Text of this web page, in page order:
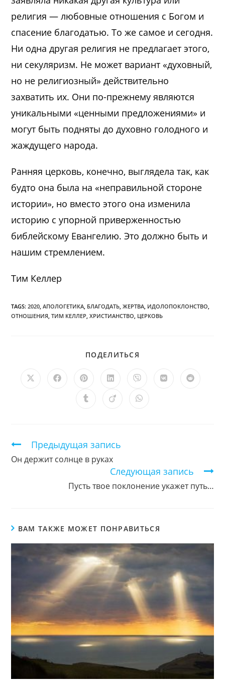
религия — любовные отношения с Богом и
спасение благодатью. То же самое и сегодня.
Ни одна другая религия не предлагает этого,
ни секуляризм. Не может вариант «духовный,
но не религиозный» действительно
захватить их. Они по-прежнему являются
уникальными «ценными предложениями» и
могут быть подняты до духовно голодного и
жаждущего народа.
Ранняя церковь, конечно, выглядела так, как
будто она была на «неправильной стороне
истории», но вместо этого она изменила
историю с упорной приверженностью
библейскому Евангелию. Это должно быть и
нашим стремлением.
Тим Келлер
TAGS:2020, АПОЛОГЕТИКА, БЛАГОДАТЬ, ЖЕРТВА, ИДОЛОПОКЛОНСТВО,
ОТНОШЕНИЯ, ТИМ КЕЛЛЕР, ХРИСТИАНСТВО, ЦЕРКОВЬ
ПОДЕЛИТЬСЯ
Открывается
Открывается
новом
Открывается
в
новом
Открывается
в
новом
Открывается
в
новом
Открывается
Открывается
ОткрываетсяОткрывается
Продолжить
чтение
Предыдущая запись
Он держит солнце в руках
Следующая запись
Пусть твое поклонение укажет путь…
ВАМ ТАКЖЕ МОЖЕТ ПОНРАВИТЬСЯ